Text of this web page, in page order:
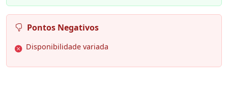
Pontos Negativos
Disponibilidade variada